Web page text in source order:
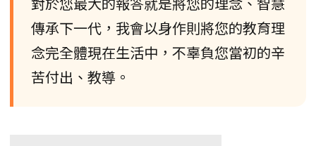
傳承下一代，我會以身作則將您的教育理
念完全體現在生活中，不辜負您當初的辛
苦付出、教導。